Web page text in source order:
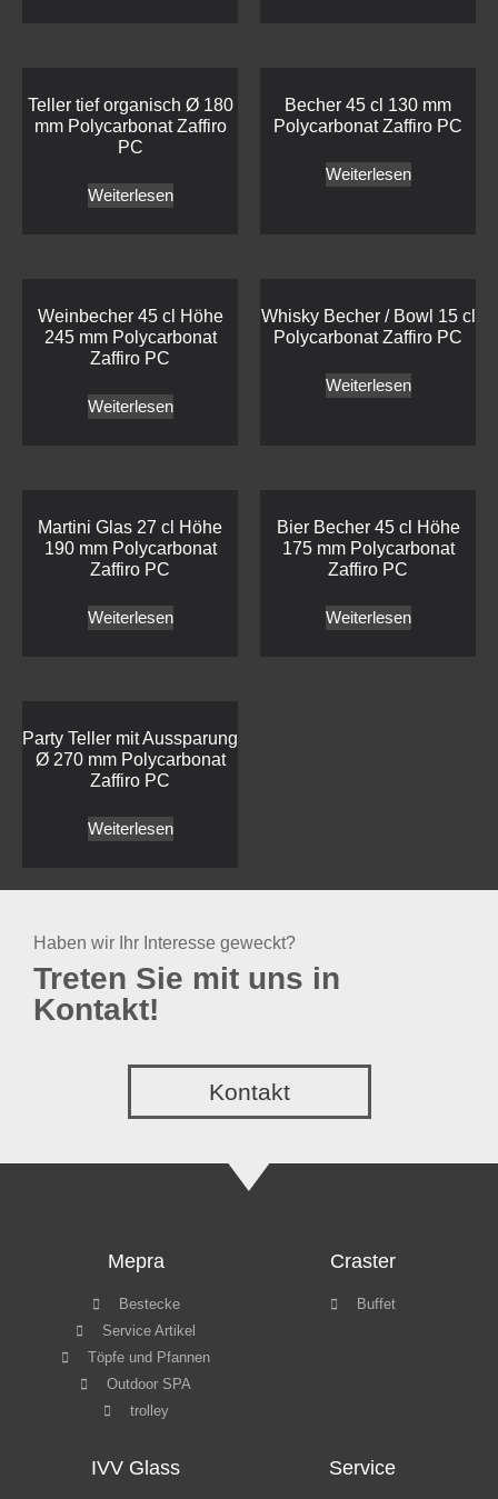
Teller tief organisch Ø 180
mm Polycarbonat Zaffiro
PC
Weiterlesen
Becher 45 cl 130 mm
Polycarbonat Zaffiro PC
Weiterlesen
Weinbecher 45 cl Höhe
245 mm Polycarbonat
Zaffiro PC
Weiterlesen
Whisky Becher / Bowl 15 cl
Polycarbonat Zaffiro PC
Weiterlesen
Martini Glas 27 cl Höhe
190 mm Polycarbonat
Zaffiro PC
Weiterlesen
Bier Becher 45 cl Höhe
175 mm Polycarbonat
Zaffiro PC
Weiterlesen
Party Teller mit Aussparung
Ø 270 mm Polycarbonat
Zaffiro PC
Weiterlesen
Haben wir Ihr Interesse geweckt?
Treten Sie mit uns in
Kontakt!
Kontakt
Mepra
Bestecke
Service Artikel
Töpfe und Pfannen
Outdoor SPA
trolley
Craster
Buffet
IVV Glass Service